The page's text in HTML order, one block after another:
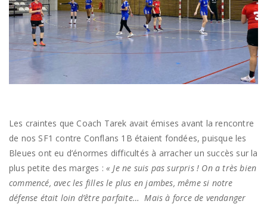
Les craintes que Coach Tarek avait émises avant la rencontre
de nos SF1 contre Conflans 1B étaient fondées, puisque les
Bleues ont eu d’énormes difficultés à arracher un succès sur la
plus petite des marges : « Je ne suis pas surpris ! On a très bien
commencé, avec les filles le plus en jambes, même si notre
défense était loin d’être parfaite… Mais à force de vendanger